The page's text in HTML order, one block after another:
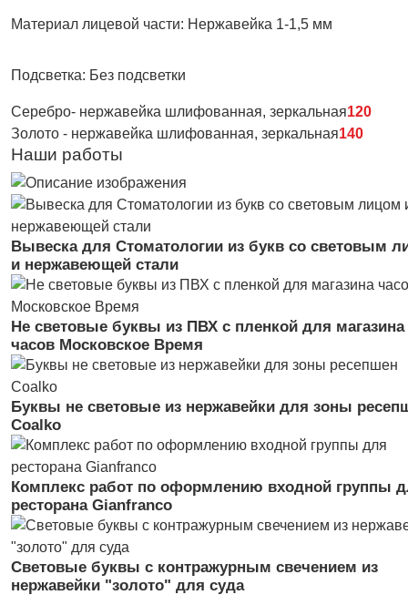
Материал лицевой части: Нержавейка 1-1,5 мм
Подсветка: Без подсветки
Серебро- нержавейка шлифованная, зеркальная120
Золото - нержавейка шлифованная, зеркальная140
Наши работы
Вывеска для Стоматологии из букв со световым
и нержавеющей стали
Не световые буквы из ПВХ с пленкой для магазина
часов Московское Время
Буквы не световые из нержавейки для зоны
Coalko
Комплекс работ по оформлению входной группы
ресторана Gianfranco
Световые буквы с контражурным свечением из
нержавейки "золото" для суда